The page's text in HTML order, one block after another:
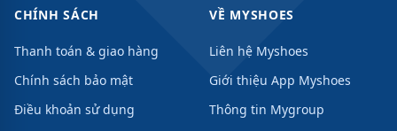
CHÍNH SÁCH
Thanh toán & giao hàng
Chính sách bảo mật
Điều khoản sử dụng
VỀ MYSHOES
Liên hệ Myshoes
Giới thiệu App Myshoes
Thông tin Mygroup